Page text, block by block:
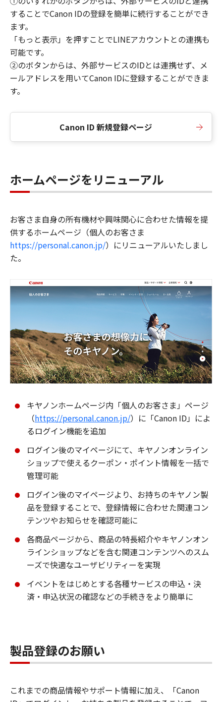
することでCanon IDの登録を簡単に続行することができ
ます。
「もっと表示」を押すことでLINEアカウントとの連携も
可能です。
②のボタンからは、外部サービスのIDとは連携せず、メ
ールアドレスを用いてCanon IDに登録することができま
す。
Canon ID 新規登録ページ
ホームページをリニューアル
お客さま自身の所有機材や興味関心に合わせた情報を提
供するホームページ（個人のお客さま
https://personal.canon.jp/）にリニューアルいたしまし
た。
キヤノンホームページ内「個人のお客さま」ページ
（https://personal.canon.jp/）に「Canon ID」によ
るログイン機能を追加
ログイン後のマイページにて、キヤノンオンライン
ショップで使えるクーポン・ポイント情報を一括で
管理可能
ログイン後のマイページより、お持ちのキヤノン製
品を登録することで、登録情報に合わせた関連コン
テンツやお知らせを確認可能に
各商品ページから、商品の特長紹介やキヤノンオン
ラインショップなどを含む関連コンテンツへのスム
ーズで快適なユーザビリティーを実現
イベントをはじめとする各種サービスの申込・決
済・申込状況の確認などの手続きをより簡単に
製品登録のお願い
これまでの商品情報やサポート情報に加え、「Canon